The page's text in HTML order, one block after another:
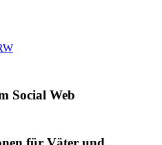
Social Web